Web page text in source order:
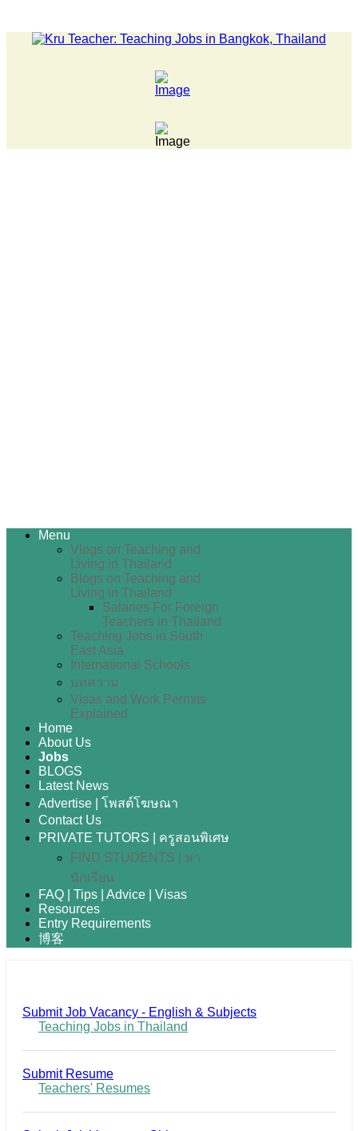
Menu
Vlogs on Teaching and
Living in Thailand
Blogs on Teaching and
Living in Thailand
Salaries For Foreign
Teachers in Thailand
Teaching Jobs in South
East Asia
International Schools
บทความ
Visas and Work Permits
Explained
Home
About Us
Jobs
BLOGS
Latest News
Advertise | โพสต์โฆษณา
Contact Us
PRIVATE TUTORS | ครูสอนพิเศษ
FIND STUDENTS | หา
นักเรียน
FAQ | Tips | Advice | Visas
Resources
Entry Requirements
博客
Submit Job Vacancy - English & Subjects
Teaching Jobs in Thailand
Submit Resume
Teachers' Resumes